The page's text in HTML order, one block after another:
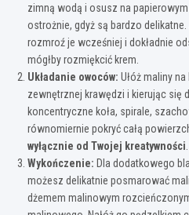
zimną wodą i osusz na
ostrożnie, gdyż są bardzo
rozmroź je wcześniej i dokładnie
mógłby rozmiękcić krem.
Układanie owoców: Ułóż maliny
zewnętrznej krawędzi i kierując się
koncentryczne koła, spirale,
równomiernie pokryć całą
wyłącznie od Twojej kreatywności
Wykończenie: Dla dodatkowego
możesz delikatnie posmarować
dżemem malinowym